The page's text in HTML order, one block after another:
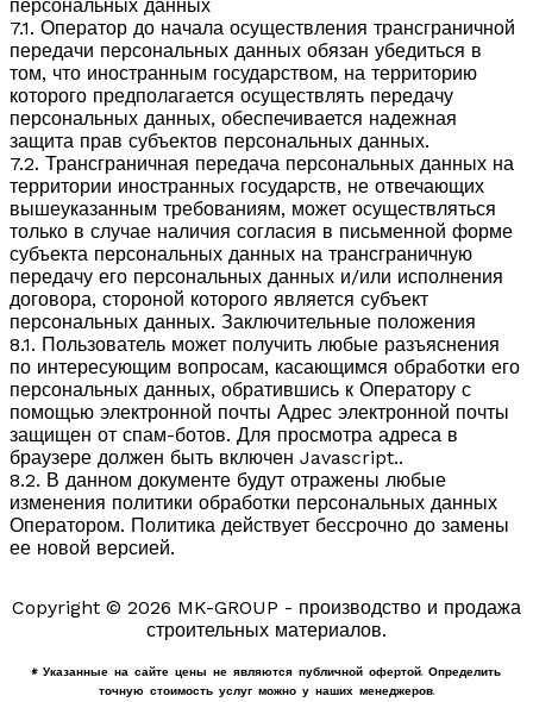
персональных данных
7.1. Оператор до начала осуществления трансграничной
передачи персональных данных обязан убедиться в
том, что иностранным государством, на территорию
которого предполагается осуществлять передачу
персональных данных, обеспечивается надежная
защита прав субъектов персональных данных.
7.2. Трансграничная передача персональных данных на
территории иностранных государств, не отвечающих
вышеуказанным требованиям, может осуществляться
только в случае наличия согласия в письменной форме
субъекта персональных данных на трансграничную
передачу его персональных данных и/или исполнения
договора, стороной которого является субъект
персональных данных. Заключительные положения
8.1. Пользователь может получить любые разъяснения
по интересующим вопросам, касающимся обработки его
персональных данных, обратившись к Оператору с
помощью электронной почты Адрес электронной почты
защищен от спам-ботов. Для просмотра адреса в
браузере должен быть включен Javascript..
8.2. В данном документе будут отражены любые
изменения политики обработки персональных данных
Оператором. Политика действует бессрочно до замены
ее новой версией.
Copyright © 2026 MK-GROUP - производство и продажа
строительных материалов.
* Указанные на сайте цены не являются публичной офертой. Определить
точную стоимость услуг можно у наших менеджеров.